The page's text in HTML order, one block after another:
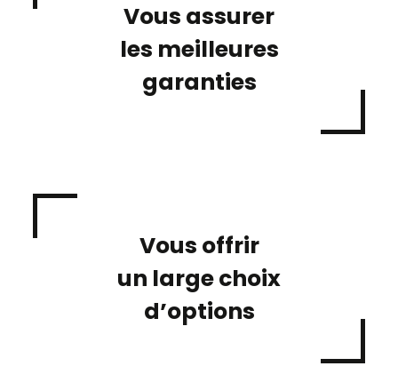
Vous assurer
les meilleures
garanties
Vous offrir
un large choix
d’options